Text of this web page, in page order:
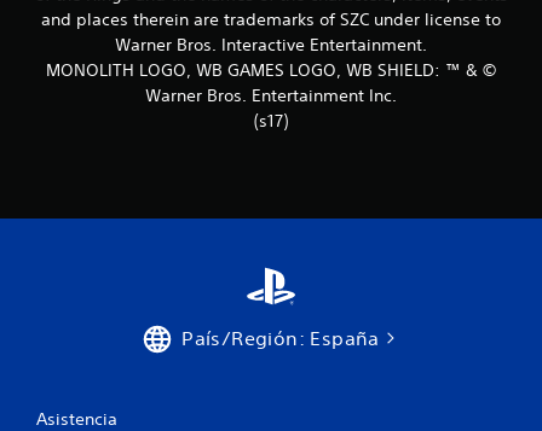
and places therein are trademarks of SZC under license to
Warner Bros. Interactive Entertainment.
MONOLITH LOGO, WB GAMES LOGO, WB SHIELD: ™ & ©
Warner Bros. Entertainment Inc.
(s17)
País/Región: España
Asistencia